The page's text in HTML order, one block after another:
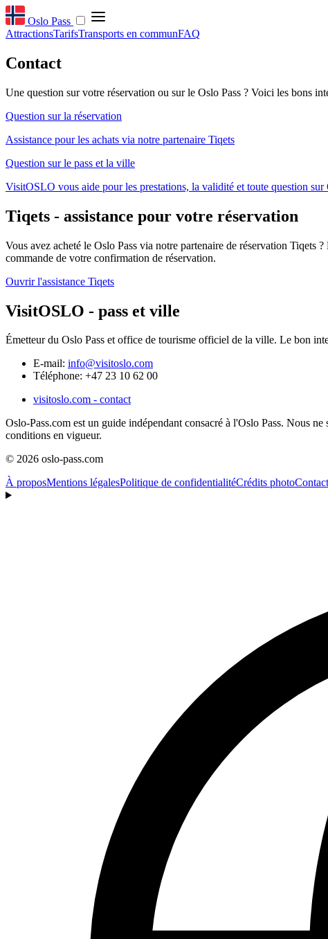
Oslo Pass
AttractionsTarifsTransports en communFAQ
Contact
Une question sur votre réservation ou sur le Oslo Pass ? Voici les bons
Question sur la réservation
Assistance pour les achats via notre partenaire Tiqets
Question sur le pass et la ville
VisitOSLO vous aide pour les prestations, la validité et toute question sur
Tiqets - assistance pour votre réservation
Vous avez acheté le Oslo Pass via notre partenaire de réservation
commande de votre confirmation de réservation.
Ouvrir l'assistance Tiqets
VisitOSLO - pass et ville
Émetteur du Oslo Pass et office de tourisme officiel de la ville. Le bon
E-mail: info@visitoslo.com
Téléphone: +47 23 10 62 00
visitoslo.com - contact
Oslo-Pass.com est un guide indépendant consacré à l'Oslo Pass. Nous
conditions en vigueur.
© 2026 oslo-pass.com
À proposMentions légalesPolitique de confidentialitéCrédits photoContact